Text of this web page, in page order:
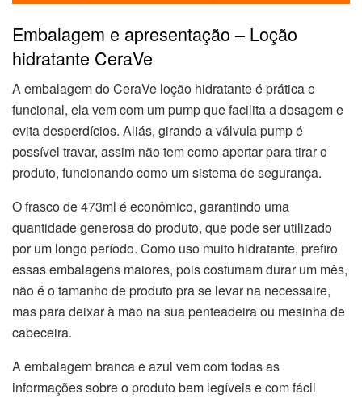
Embalagem e apresentação – Loção
hidratante CeraVe
A embalagem do CeraVe loção hidratante é prática e
funcional, ela vem com um pump que facilita a dosagem e
evita desperdícios. Aliás, girando a válvula pump é
possível travar, assim não tem como apertar para tirar o
produto, funcionando como um sistema de segurança.
O frasco de 473ml é econômico, garantindo uma
quantidade generosa do produto, que pode ser utilizado
por um longo período. Como uso muito hidratante, prefiro
essas embalagens maiores, pois costumam durar um mês,
não é o tamanho de produto pra se levar na necessaire,
mas para deixar à mão na sua penteadeira ou mesinha de
cabeceira.
A embalagem branca e azul vem com todas as
informações sobre o produto bem legíveis e com fácil